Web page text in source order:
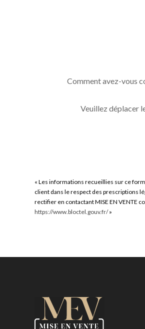
Comment avez-vous
Veuillez déplacer
« Les informations recueillies sur ce
client dans le respect des prescriptions
rectifier en contactant MISE EN VENTE
https://www.bloctel.gouv.fr/»